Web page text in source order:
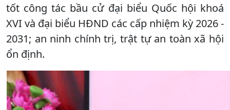
tốt công tác bầu cử đại biểu Quốc hội khoá
XVI và đại biểu HĐND các cấp nhiệm kỳ 2026 -
2031; an ninh chính trị, trật tự an toàn xã hội
ổn định.